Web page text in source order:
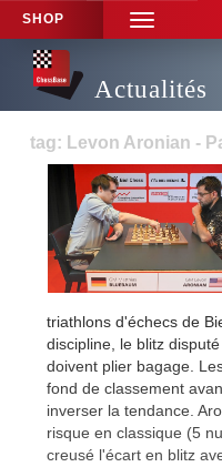
SHOP
TOGGLE
NAVIGATION
Actualités
tag: Levon Aronian -
triathlons d'échecs de
discipline, le blitz
doivent plier bagage.
fond de classement
inverser la tendance.
risque en classique (5
creusé l'écart en blitz